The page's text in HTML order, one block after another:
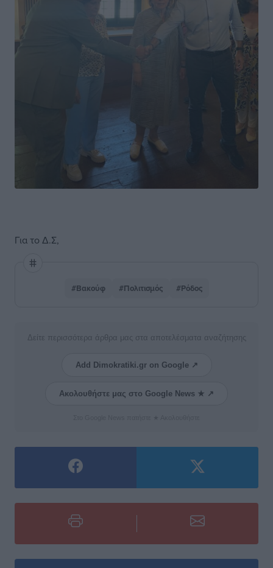
Για το Δ.Σ,
#Βακούφ #Πολιτισμός #Ρόδος
Δείτε περισσότερα άρθρα μας στα αποτελέσματα αναζήτησης
Add Dimokratiki.gr on Google ↗
Ακολουθήστε μας στο Google News ★ ↗